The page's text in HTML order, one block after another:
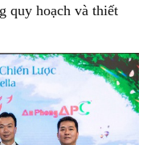
quy hoạch và thiết